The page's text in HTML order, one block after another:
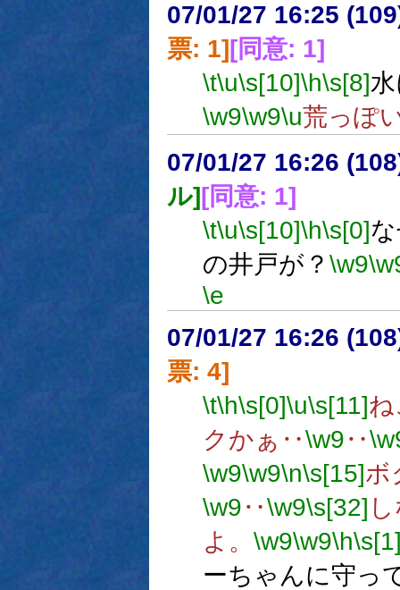
07/01/27 16:25
票: 1] [同意: 1]
\t\u\s[10]\h\s[8]
\w9\w9\u荒っぽ
07/01/27 16:26
ル][同意: 1]
\t\u\s[10]\h\s[0]
の井戸が？ \w9
\e
07/01/27 16:26
票: 4]
\t\h\s[0]\u\s[11]
クかぁ‥\w9‥
\w9\w9\n\s[15]ボ
\w9‥\w9\s[32]
よ。 \w9\w9\h
ーちゃんに守っ